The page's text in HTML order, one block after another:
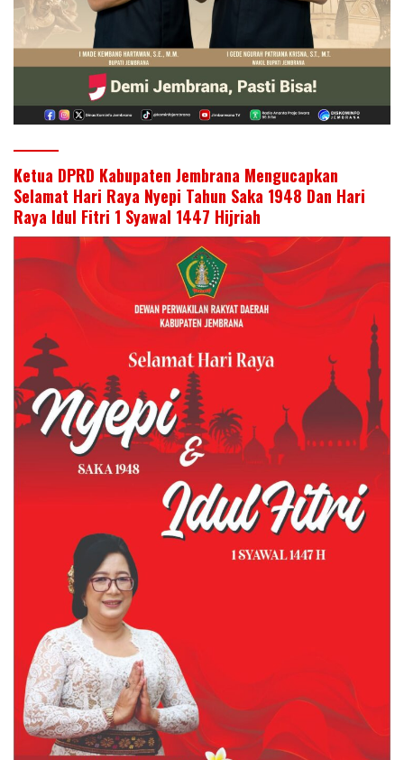
Ketua DPRD Kabupaten Jembrana Mengucapkan
Selamat Hari Raya Nyepi Tahun Saka 1948 Dan Hari
Raya Idul Fitri 1 Syawal 1447 Hijriah